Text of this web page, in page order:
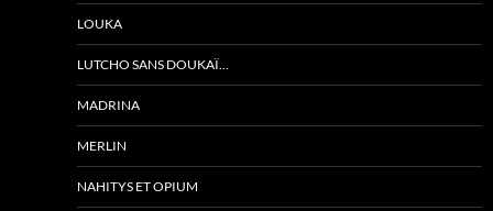
LOUKA
LUTCHO SANS DOUKAÏ…
MADRINA
MERLIN
NAHITYS ET OPIUM